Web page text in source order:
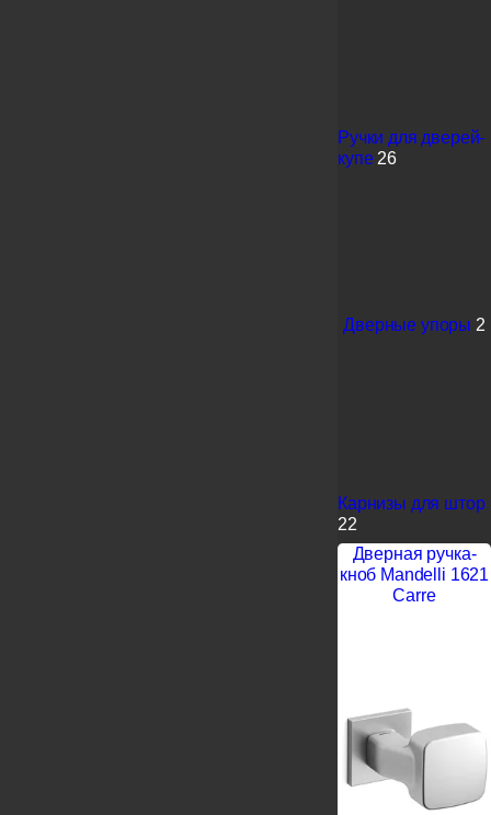
Ручки для дверей-
купе 26
Дверные упоры 2
Карнизы для штор
22
Дверная ручка-
кноб Mandelli 1621
Carre